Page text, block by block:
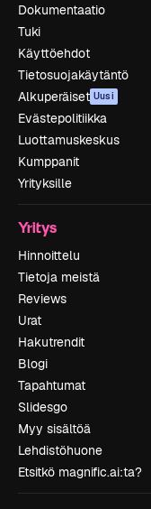
Dokumentaatio
Tuki
Käyttöehdot
Tietosuojakäytäntö
Alkuperäiset Uusi
Evästepolitiikka
Luottamuskeskus
Kumppanit
Yrityksille
Yritys
Hinnoittelu
Tietoja meistä
Reviews
Urat
Hakutrendit
Blogi
Tapahtumat
Slidesgo
Myy sisältöä
Lehdistöhuone
Etsitkö magnific.ai:ta?